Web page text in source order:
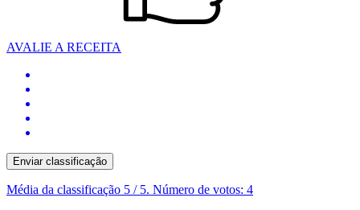
AVALIE A RECEITA
Enviar classificação
Média da classificação 5 / 5. Número de votos: 4